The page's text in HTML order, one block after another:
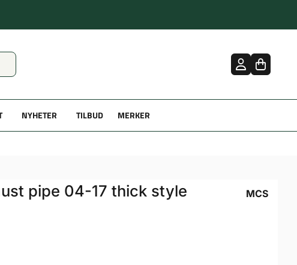
NYHETER TILBUD MERKER
pipe 04-17 thick style MCS